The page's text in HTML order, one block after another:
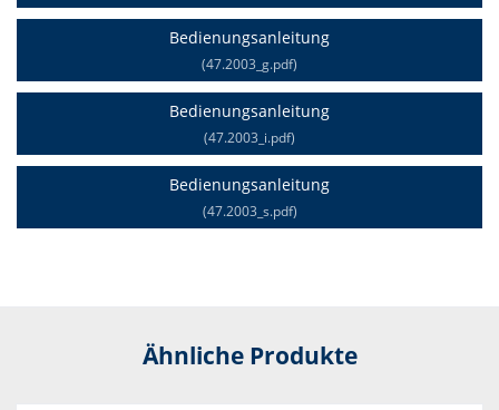
Bedienungsanleitung
(47.2003_g.pdf)
Bedienungsanleitung
(47.2003_i.pdf)
Bedienungsanleitung
(47.2003_s.pdf)
Ähnliche Produkte